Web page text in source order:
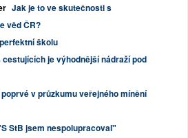
Jak je to ve skutečnosti s
věd ČR?
školu
cestujících je výhodnější nádraží pod
v průzkumu veřejného mínění
StB jsem nespolupracoval"